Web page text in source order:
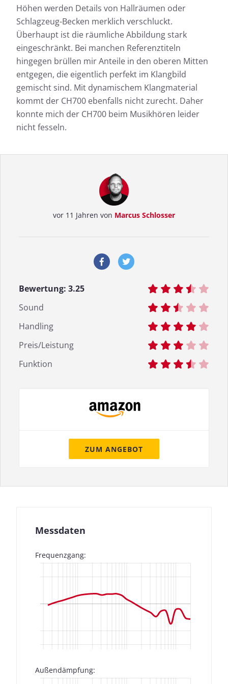
Höhen werden Details von Hallräumen oder
Schlagzeug-Becken merklich verschluckt.
Überhaupt ist die räumliche Abbildung stark
eingeschränkt. Bei manchen Referenztiteln
hingegen brüllen mir Anteile in den oberen Mitten
entgegen, die eigentlich perfekt im Klangbild
gemischt sind. Mit dynamischem Klangmaterial
kommt der CH700 ebenfalls nicht zurecht. Daher
konnte mich der CH700 beim Musikhören leider
nicht fesseln.
vor 11 Jahren von Marcus Schlosser
Bewertung: 3.25
Sound
Handling
Preis/Leistung
Funktion
ZUM ANGEBOT
Messdaten
Frequenzgang:
Außendämpfung: